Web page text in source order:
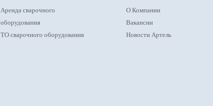
Аренда сварочного
оборудования
ТО сварочного оборудования
О Компании
Вакансии
Новости Артель